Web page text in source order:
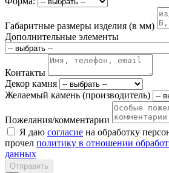
Габаритные размеры изделия (в мм)
Дополнительные элементы
Контакты
Декор камня
Желаемый камень (производитель)
Пожелания/комментарии
Я даю согласие на обработку
прочел политику в отношении
данных
Отправить